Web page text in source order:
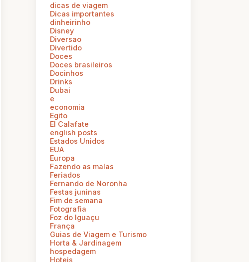
dicas de viagem
Dicas importantes
dinheirinho
Disney
Diversao
Divertido
Doces
Doces brasileiros
Docinhos
Drinks
Dubai
e
economia
Egito
El Calafate
english posts
Estados Unidos
EUA
Europa
Fazendo as malas
Feriados
Fernando de Noronha
Festas juninas
Fim de semana
Fotografia
Foz do Iguaçu
França
Guias de Viagem e Turismo
Horta & Jardinagem
hospedagem
Hoteis